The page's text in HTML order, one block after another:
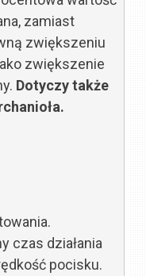
zamiast
zwiększeniu
zwiększenie
Dotyczy także
czas działania
pocisku.